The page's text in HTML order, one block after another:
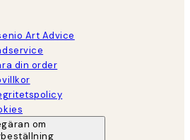
Art Advice
din order
om